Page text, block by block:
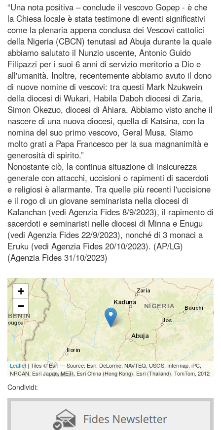
“Una nota positiva – conclude il vescovo Gopep - è che
la Chiesa locale è stata testimone di eventi significativi
come la plenaria appena conclusa dei Vescovi cattolici
della Nigeria (CBCN) tenutasi ad Abuja durante la quale
abbiamo salutato il Nunzio uscente, Antonio Guido
Filipazzi per i suoi 6 anni di servizio meritorio a Dio e
all'umanità. Inoltre, recentemente abbiamo avuto il dono
di nuove nomine di vescovi: tra questi Mark Nzukwein
della diocesi di Wukari, Habila Daboh diocesi di Zaria,
Simon Okezuo, diocesi di Ahiara. Abbiamo visto anche il
nascere di una nuova diocesi, quella di Katsina, con la
nomina del suo primo vescovo, Geral Musa. Siamo
molto grati a Papa Francesco per la sua magnanimità e
generosità di spirito.”
Nonostante ciò, la continua situazione di insicurezza
generale con attacchi, uccisioni o rapimenti di sacerdoti
e religiosi è allarmante. Tra quelle più recenti l'uccisione
e il rogo di un giovane seminarista nella diocesi di
Kafanchan (vedi Agenzia Fides 8/9/2023), il rapimento di
sacerdoti e seminaristi nelle diocesi di Minna e Enugu
(vedi Agenzia Fides 22/9/2023), nonché di 3 monaci a
Eruku (vedi Agenzia Fides 20/10/2023). (AP/LG)
(Agenzia Fides 31/10/2023)
+
−
Leaflet | Tiles © Esri — Source: Esri, DeLorme, NAVTEQ, USGS, Intermap, iPC,
NRCAN, Esri Japan, METI, Esri China (Hong Kong), Esri (Thailand), TomTom, 2012
Condividi: